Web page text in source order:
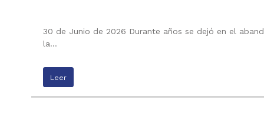
30 de Junio de 2026 Durante años se dejó en el
la…
Leer